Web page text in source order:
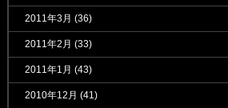
2011年3月 (36)
2011年2月 (33)
2011年1月 (43)
2010年12月 (41)